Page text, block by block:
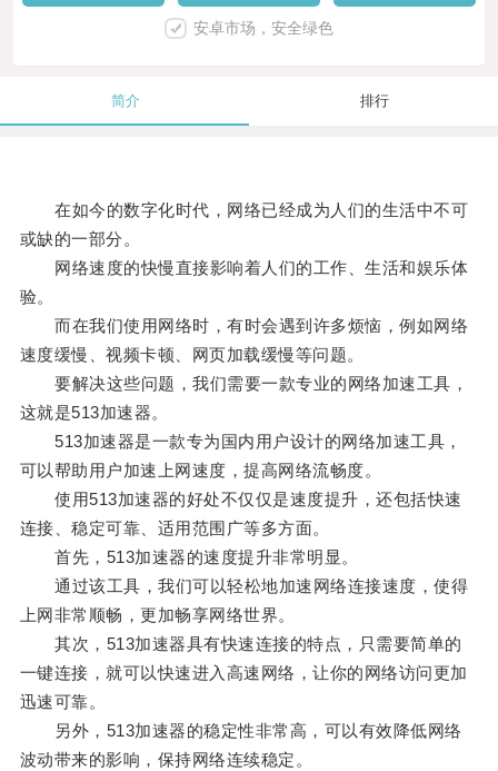
安卓市场，安全绿色
简介 排行
在如今的数字化时代，网络已经成为人们的生活中不可
或缺的一部分。
网络速度的快慢直接影响着人们的工作、生活和娱乐体
验。
而在我们使用网络时，有时会遇到许多烦恼，例如网络
速度缓慢、视频卡顿、网页加载缓慢等问题。
要解决这些问题，我们需要一款专业的网络加速工具，
这就是513加速器。
513加速器是一款专为国内用户设计的网络加速工具，
可以帮助用户加速上网速度，提高网络流畅度。
使用513加速器的好处不仅仅是速度提升，还包括快速
连接、稳定可靠、适用范围广等多方面。
首先，513加速器的速度提升非常明显。
通过该工具，我们可以轻松地加速网络连接速度，使得
上网非常顺畅，更加畅享网络世界。
其次，513加速器具有快速连接的特点，只需要简单的
一键连接，就可以快速进入高速网络，让你的网络访问更加
迅速可靠。
另外，513加速器的稳定性非常高，可以有效降低网络
波动带来的影响，保持网络连续稳定。